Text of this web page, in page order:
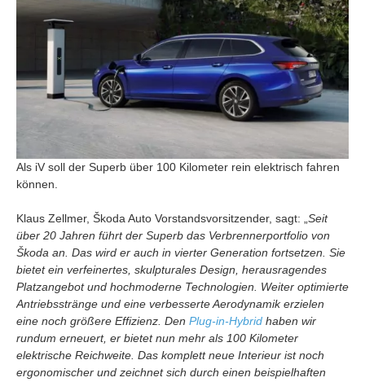
Als iV soll der Superb über 100 Kilometer rein elektrisch fahren
können.
Klaus Zellmer, Škoda Auto Vorstandsvorsitzender, sagt: „ Seit
über 20 Jahren führt der Superb das Verbrennerportfolio von
Škoda an. Das wird er auch in vierter Generation fortsetzen. Sie
bietet ein verfeinertes, skulpturales Design, herausragendes
Platzangebot und hochmoderne Technologien. Weiter optimierte
Antriebsstränge und eine verbesserte Aerodynamik erzielen
eine noch größere Effizienz. Den Plug-in-Hybrid haben wir
rundum erneuert, er bietet nun mehr als 100 Kilometer
elektrische Reichweite. Das komplett neue Interieur ist noch
ergonomischer und zeichnet sich durch einen beispielhaften